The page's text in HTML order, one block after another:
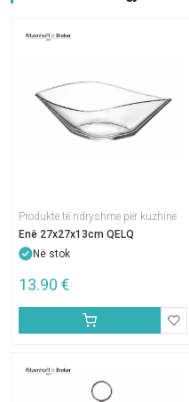
Produkte të ndryshme për kuzhinë
Enë 27x27x13cm QELQ
Në stok
13.90 €